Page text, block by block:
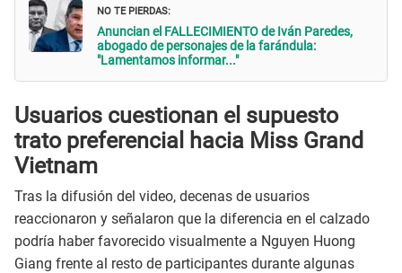
NO TE PIERDAS:
Anuncian el FALLECIMIENTO de Iván Paredes,
abogado de personajes de la farándula:
"Lamentamos informar..."
Usuarios cuestionan el supuesto
trato preferencial hacia Miss Grand
Vietnam
Tras la difusión del video, decenas de usuarios
reaccionaron y señalaron que la diferencia en el calzado
podría haber favorecido visualmente a Nguyen Huong
Giang frente al resto de participantes durante algunas